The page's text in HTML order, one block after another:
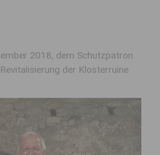
2018, dem Schutzpatron
der Klosterruine